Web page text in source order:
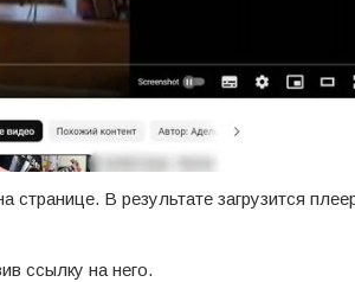
В результате загрузится
ссылку на него.